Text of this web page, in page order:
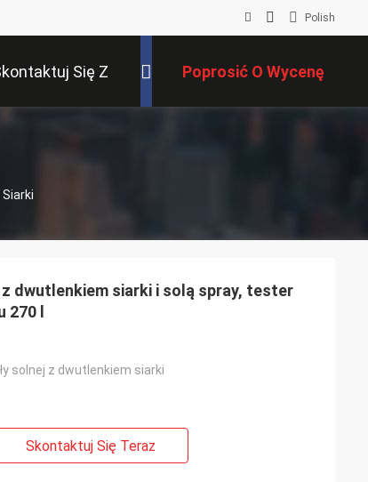
Polish
Się Z Poprosić O Wycenę
dwutlenkiem siarki i solą spray, tester
l
solnej z dwutlenkiem siarki
Skontaktuj Się Teraz